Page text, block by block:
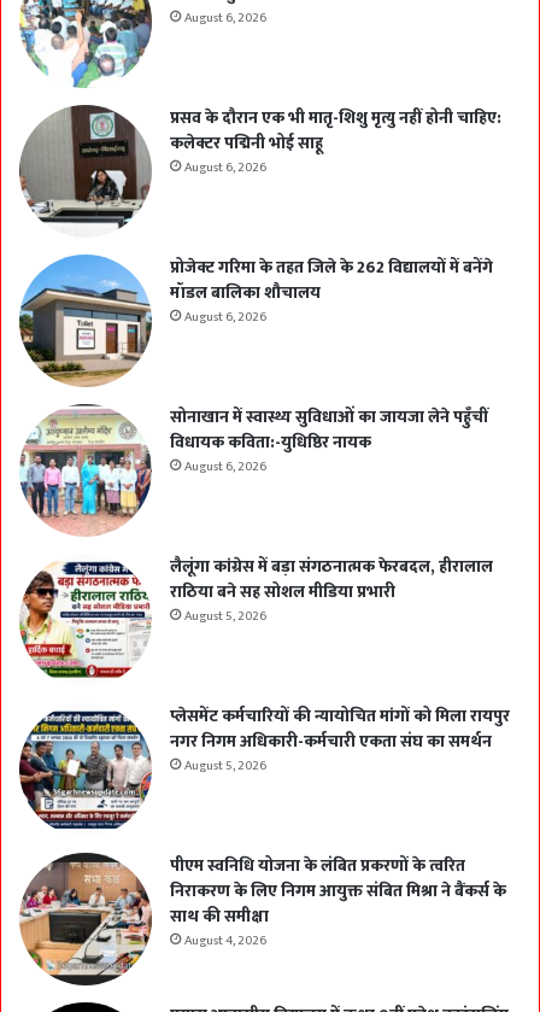
August 6, 2026
प्रसव के दौरान एक भी मातृ-शिशु मृत्यु नहीं होनी चाहिए:
कलेक्टर पद्मिनी भोई साहू
August 6, 2026
प्रोजेक्ट गरिमा के तहत जिले के 262 विद्यालयों में बनेंगे
मॉडल बालिका शौचालय
August 6, 2026
सोनाखान में स्वास्थ्य सुविधाओं का जायजा लेने पहुँचीं
विधायक कविता:-युधिष्ठिर नायक
August 6, 2026
लैलूंगा कांग्रेस में बड़ा संगठनात्मक फेरबदल, हीरालाल
राठिया बने सह सोशल मीडिया प्रभारी
August 5, 2026
प्लेसमेंट कर्मचारियों की न्यायोचित मांगों को मिला रायपुर
नगर निगम अधिकारी-कर्मचारी एकता संघ का समर्थन
August 5, 2026
पीएम स्वनिधि योजना के लंबित प्रकरणों के त्वरित
निराकरण के लिए निगम आयुक्त संबित मिश्रा ने बैंकर्स के
साथ की समीक्षा
August 4, 2026